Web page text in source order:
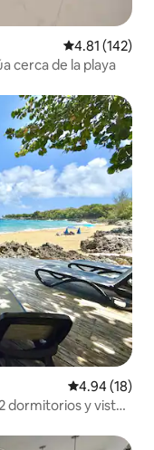
Calificación
4.81 (142)
cerca de la playa
Calificación
4.94 (18)
y vistas